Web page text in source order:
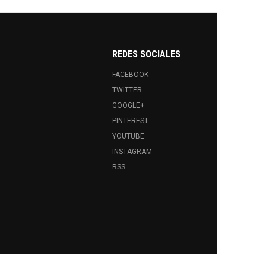
REDES SOCIALES
FACEBOOK
TWITTER
GOOGLE+
PINTEREST
YOUTUBE
INSTAGRAM
RSS